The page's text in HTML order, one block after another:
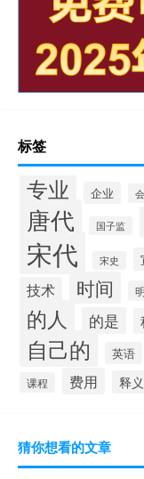
标签
专业 企业
唐代 国子监
宋代 宋史
技术 时间
的人 的是
自己的 英语
课程 费用 释义
猜你想看的文章